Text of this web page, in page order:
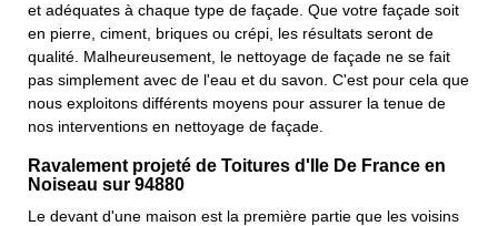
et adéquates à chaque type de façade. Que votre façade soit
en pierre, ciment, briques ou crépi, les résultats seront de
qualité. Malheureusement, le nettoyage de façade ne se fait
pas simplement avec de l'eau et du savon. C'est pour cela que
nous exploitons différents moyens pour assurer la tenue de
nos interventions en nettoyage de façade.
Ravalement projeté de Toitures d'Ile De France en
Noiseau sur 94880
Le devant d'une maison est la première partie que les voisins